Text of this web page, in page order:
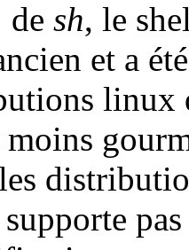
de sh, le
et a
linux
moins